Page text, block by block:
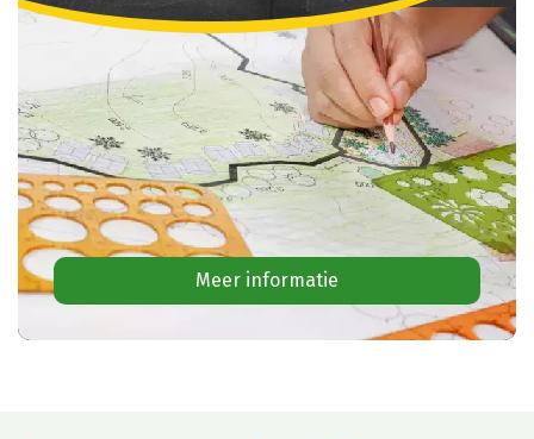
Meer informatie